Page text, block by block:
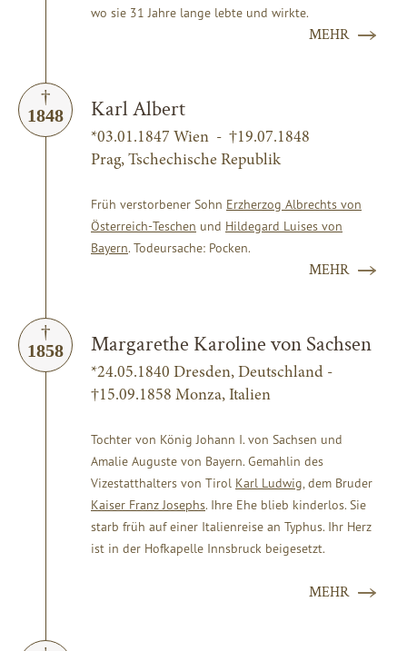
wo sie 31 Jahre lange lebte und wirkte.
MEHR
1848 Karl Albert
*03.01.1847 Wien - †19.07.1848
Prag, Tschechische Republik
Früh verstorbener Sohn Erzherzog Albrechts von
Österreich-Teschen und Hildegard Luises von
Bayern. Todeursache: Pocken.
MEHR
1858 Margarethe Karoline von Sachsen
*24.05.1840 Dresden, Deutschland -
†15.09.1858 Monza, Italien
Tochter von König Johann I. von Sachsen und
Amalie Auguste von Bayern. Gemahlin des
Vizestatthalters von Tirol Karl Ludwig , dem Bruder
Kaiser Franz Josephs. Ihre Ehe blieb kinderlos. Sie
starb früh auf einer Italienreise an Typhus. Ihr Herz
ist in der Hofkapelle Innsbruck beigesetzt.
MEHR